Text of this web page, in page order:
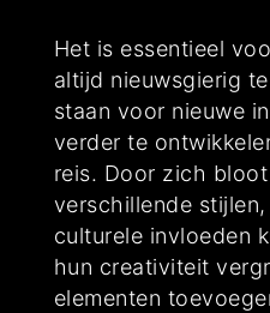
Het is essentieel
altijd nieuwsgierig
staan voor nieuwe
verder te
reis. Door zich
verschillende
culturele invloeden
hun creativiteit
elementen